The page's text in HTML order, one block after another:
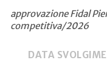
approvazione Fidal
competitiva/2026
DATA